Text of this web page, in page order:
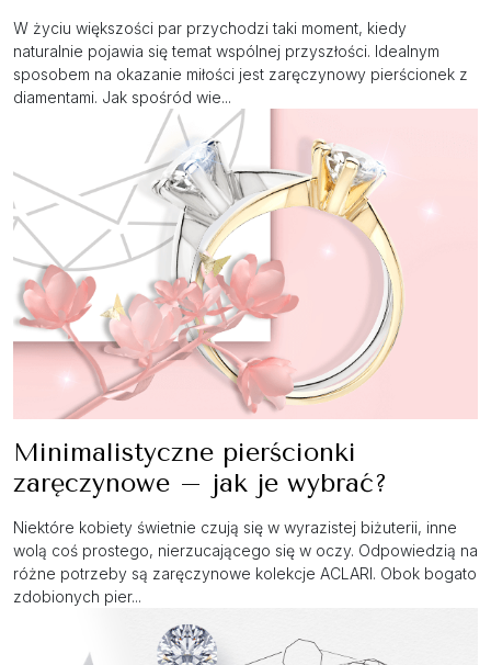
W życiu większości par przychodzi taki moment, kiedy
naturalnie pojawia się temat wspólnej przyszłości. Idealnym
sposobem na okazanie miłości jest zaręczynowy pierścionek z
diamentami. Jak spośród wie...
Minimalistyczne pierścionki
zaręczynowe – jak je wybrać?
Niektóre kobiety świetnie czują się w wyrazistej biżuterii, inne
wolą coś prostego, nierzucającego się w oczy. Odpowiedzią na
różne potrzeby są zaręczynowe kolekcje ACLARI. Obok bogato
zdobionych pier...